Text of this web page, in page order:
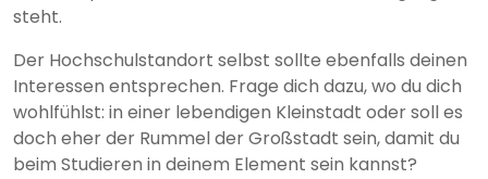
steht.
Der Hochschulstandort selbst sollte ebenfalls deinen
Interessen entsprechen. Frage dich dazu, wo du dich
wohlfühlst: in einer lebendigen Kleinstadt oder soll es
doch eher der Rummel der Großstadt sein, damit du
beim Studieren in deinem Element sein kannst?